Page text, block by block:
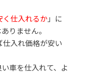
く仕入れるか」に
りません。
入れ価格が安い
車を仕入れて、よ